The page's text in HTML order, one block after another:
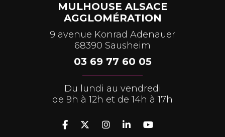
MULHOUSE ALSACE
AGGLOMÉRATION
9 avenue Konrad Adenauer
68390 Sausheim
03 69 77 60 05
Du lundi au vendredi
de 9h à 12h et de 14h à 17h